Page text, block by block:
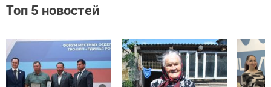
Топ 5 новостей